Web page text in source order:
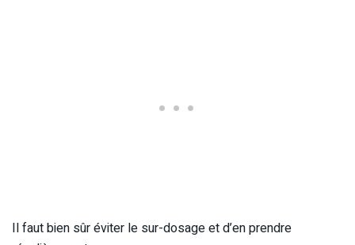
Il faut bien sûr éviter le sur-dosage et d’en prendre